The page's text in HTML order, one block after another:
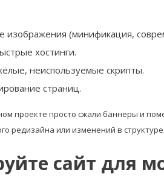
изображения (минификация,
хостинги.
неиспользуемые скрипты.
страниц.
проекте просто сжали баннеры и
редизайна или изменений в
сайт для